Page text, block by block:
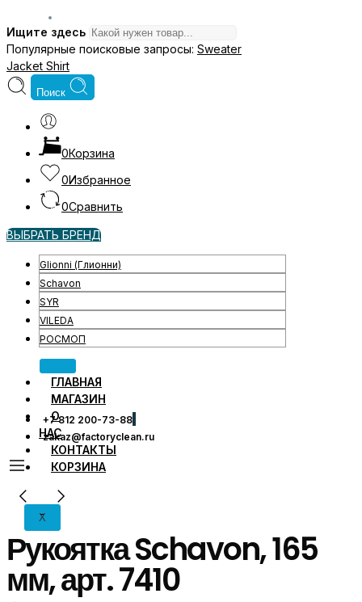
Ищите здесь
Популярные поисковые запросы: Sweater
Jacket Shirt
Поиск
0Корзина
0Избранное
0Сравнить
ВЫБРАТЬ БРЕНД
Glionni (Глионни)
Schavon
SYR
VILEDA
РОСМОП
ГЛАВНАЯ
МАГАЗИН
О
НАС
КОНТАКТЫ
КОРЗИНА
X
+7 812 200-73-88
zakaz@factoryclean.ru
Рукоятка Schavon, 165
мм, арт. 7410